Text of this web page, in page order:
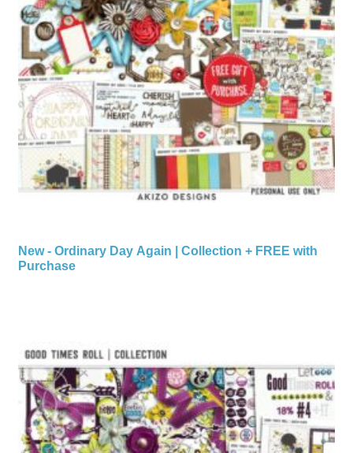
New - Ordinary Day Again | Collection + FREE with
Purchase